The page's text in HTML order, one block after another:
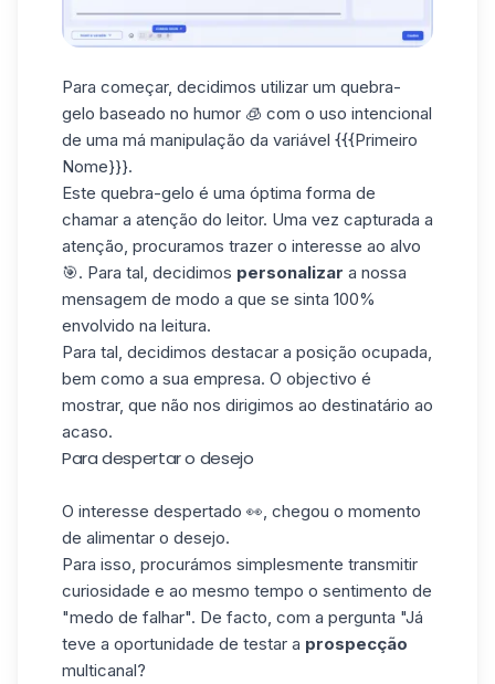
Para começar, decidimos utilizar um quebra-
gelo baseado no humor 🧊 com o uso intencional
de uma má manipulação da variável {{{Primeiro
Nome}}}.
Este quebra-gelo é uma óptima forma de
chamar a atenção do leitor. Uma vez capturada a
atenção, procuramos trazer o interesse ao alvo
🎯. Para tal, decidimos personalizar a nossa
mensagem de modo a que se sinta 100%
envolvido na leitura.
Para tal, decidimos destacar a posição ocupada,
bem como a sua empresa. O objectivo é
mostrar, que não nos dirigimos ao destinatário ao
acaso.
Para despertar o desejo
O interesse despertado 👀, chegou o momento
de alimentar o desejo.
Para isso, procurámos simplesmente transmitir
curiosidade e ao mesmo tempo o sentimento de
"medo de falhar". De facto, com a pergunta "Já
teve a oportunidade de testar a prospecção
multicanal?